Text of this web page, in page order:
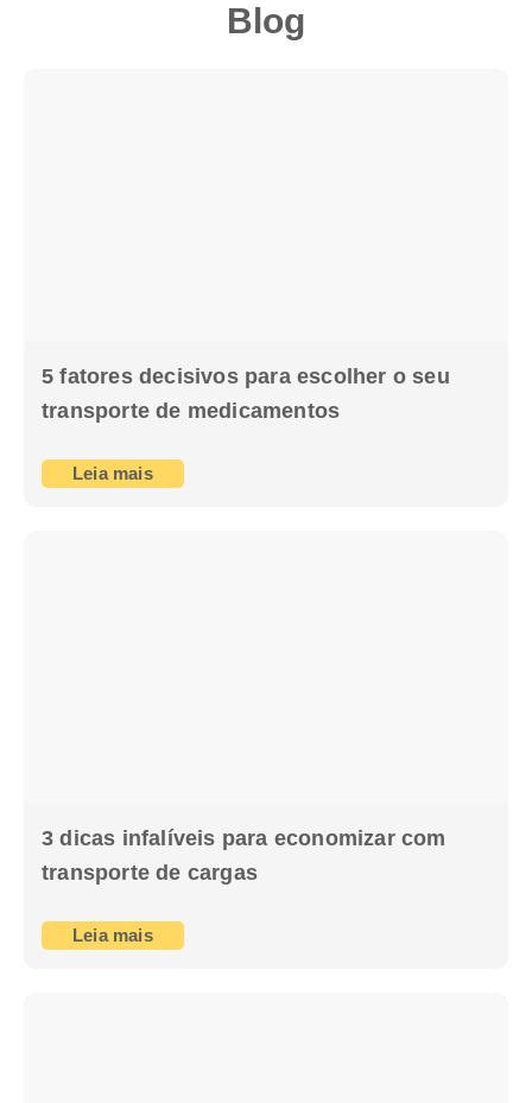
Blog
5 fatores decisivos para escolher o seu
transporte de medicamentos
Leia mais
3 dicas infalíveis para economizar com
transporte de cargas
Leia mais